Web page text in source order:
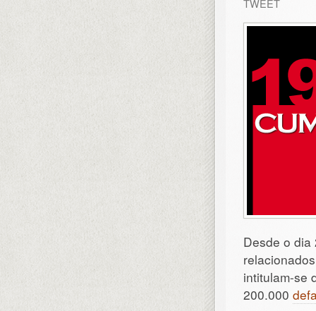
TWEET
Desde o
intitulam-se
200.000